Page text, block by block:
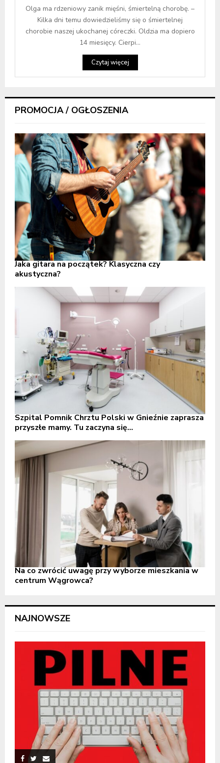
Olga ma rdzeniowy zanik mięśni, śmiertelną chorobę. –
Kilka dni temu dowiedzieliśmy się o śmiertelnej
chorobie naszej ukochanej córeczki. Oldzia ma dopiero
14 miesięcy. Cierpi...
Czytaj więcej
PROMOCJA / OGŁOSZENIA
Jaka gitara na początek? Klasyczna czy
akustyczna?
Szpital Pomnik Chrztu Polski w Gnieźnie zaprasza
przyszłe mamy. Tu zaczyna się...
Na co zwrócić uwagę przy wyborze mieszkania w
centrum Wągrowca?
NAJNOWSZE